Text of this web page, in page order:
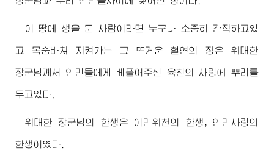
이 땅에 생을 둔 사람이라면 누구나 소중히 간직하고있
고 목숨바쳐 지켜가는 그 뜨거운 혈연의 정은 위대한
장군님께서 인민들에게 베풀어주신 육친의 사랑에 뿌리를
두고있다.
위대한 장군님의 한생은 이민위천의 한생, 인민사랑의
한생이였다.